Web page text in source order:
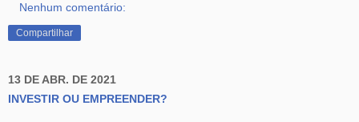
Nenhum comentário:
Compartilhar
13 DE ABR. DE 2021
INVESTIR OU EMPREENDER?